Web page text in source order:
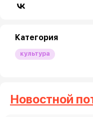
Категория
культура
Новостной